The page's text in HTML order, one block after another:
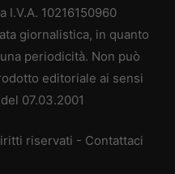
I.V.A. 10216150960
giornalistica, in quanto
periodicità. Non può
editoriale ai sensi
07.03.2001
riservati - Contattaci